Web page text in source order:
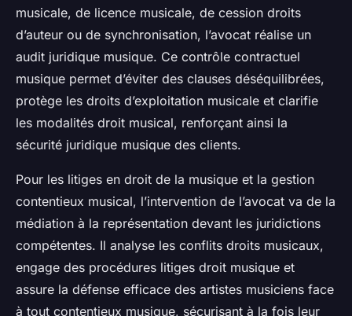
musicale, de licence musicale, de cession droits
d’auteur ou de synchronisation, l’avocat réalise un
audit juridique musique. Ce contrôle contractuel
musique permet d’éviter des clauses déséquilibrées,
protège les droits d’exploitation musicale et clarifie
les modalités droit musical, renforçant ainsi la
sécurité juridique musique des clients.
Pour les litiges en droit de la musique et la gestion
contentieux musical, l’intervention de l’avocat va de la
médiation à la représentation devant les juridictions
compétentes. Il analyse les conflits droits musicaux,
engage des procédures litiges droit musique et
assure la défense efficace des artistes musiciens face
à tout contentieux musique, sécurisant à la fois leur